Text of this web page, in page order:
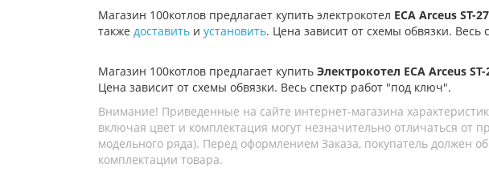
Магазин 100котлов предлагает купить электрокотел ECA Arceus ST-27
также доставить и установить. Цена зависит от схемы обвязки. Весь
Магазин 100котлов предлагает купить Электрокотел ECA Arceus ST-
Цена зависит от схемы обвязки. Весь спектр работ "под ключ".
Внимание! Приведенные на сайте интернет-магазина
включая цвет и комплектация могут незначительно отличаться от
модельного ряда). Перед оформлением Заказа, покупатель должен
комплектации товара.